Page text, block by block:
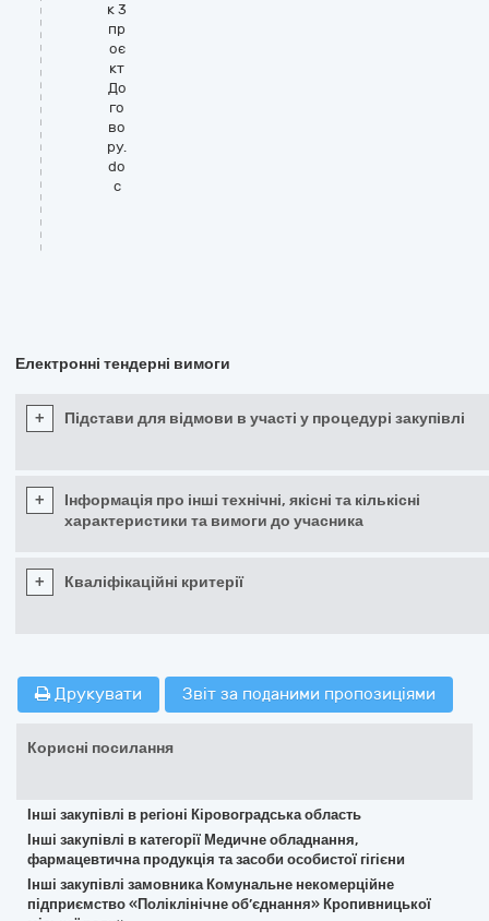
к 3
пр
оє
кт
До
го
во
ру.
do
c
Електронні тендерні вимоги
+ Підстави для відмови в участі у процедурі закупівлі
+
Інформація про інші технічні, якісні та кількісні
характеристики та вимоги до учасника
+ Кваліфікаційні критерії
Друкувати Звіт за поданими пропозиціями
Корисні посилання
Інші закупівлі в регіоні Кіровоградська область
Інші закупівлі в категорії Медичне обладнання,
фармацевтична продукція та засоби особистої гігієни
Інші закупівлі замовника Комунальне некомерційне
підприємство «Поліклінічне об’єднання» Кропивницької